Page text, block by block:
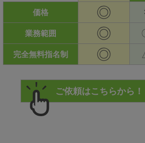
価格
◎
業務範囲 ◎
完全無料指名制 ◎